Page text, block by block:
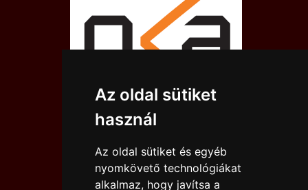
Az oldal sütiket
használ
Az oldal sütiket és egyéb
nyomkövető technológiákat
alkalmaz, hogy javítsa a